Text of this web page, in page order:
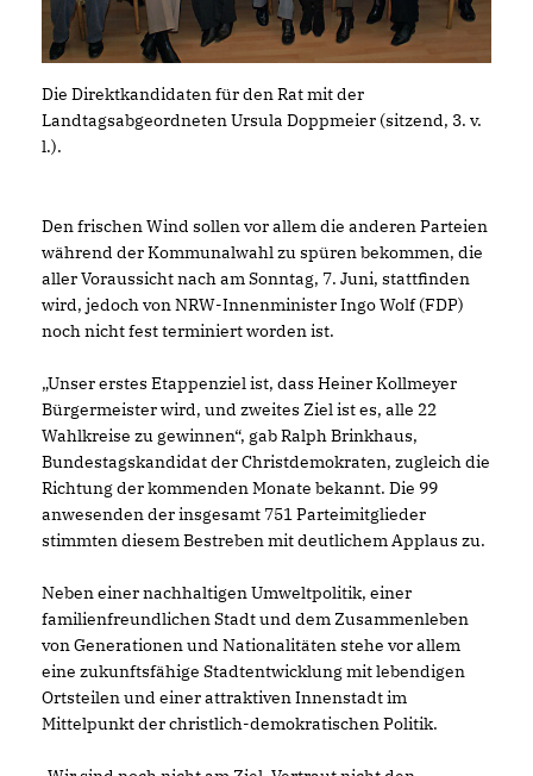
Die Direktkandidaten für den Rat mit der
Landtagsabgeordneten Ursula Doppmeier (sitzend, 3. v.
l.).
Den frischen Wind sollen vor allem die anderen Parteien
während der Kommunalwahl zu spüren bekommen, die
aller Voraussicht nach am Sonntag, 7. Juni, stattfinden
wird, jedoch von NRW-Innenminister Ingo Wolf (FDP)
noch nicht fest terminiert worden ist.
Unser erstes Etappenziel ist, dass Heiner Kollmeyer
Bürgermeister wird, und zweites Ziel ist es, alle 22
Wahlkreise zu gewinnen“, gab Ralph Brinkhaus,
Bundestagskandidat der Christdemokraten, zugleich die
Richtung der kommenden Monate bekannt. Die 99
anwesenden der insgesamt 751 Parteimitglieder
stimmten diesem Bestreben mit deutlichem Applaus zu.
Neben einer nachhaltigen Umweltpolitik, einer
familienfreundlichen Stadt und dem Zusammenleben
von Generationen und Nationalitäten stehe vor allem
eine zukunftsfähige Stadtentwicklung mit lebendigen
Ortsteilen und einer attraktiven Innenstadt im
Mittelpunkt der christlich-demokratischen Politik.